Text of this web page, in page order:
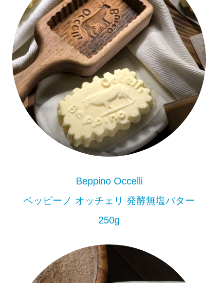
Beppino Occelli
ベッピーノ オッチェリ 発酵無塩バター
250g